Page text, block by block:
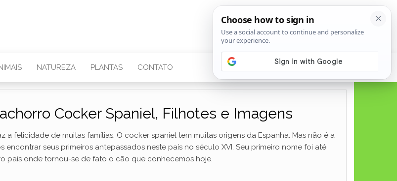
NATUREZA PLANTAS CONTATO
Cocker Spaniel, Filhotes e Imagens
felicidade de muitas famílias. O cocker spaniel tem muitas origens da Espanha. Mas não é a
encontrar seus primeiros antepassados ​​neste país no século XVI. Seu primeiro nome foi até
país onde tornou-se de fato o cão que conhecemos hoje.